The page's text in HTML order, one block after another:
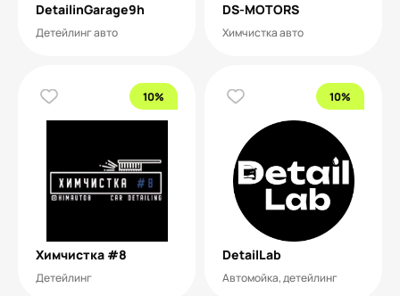
DetailinGarage9h
Детейлинг авто
DS-MOTORS
Химчистка авто
10%
Химчистка #8
Детейлинг
10%
DetailLab
Автомойка, детейлинг